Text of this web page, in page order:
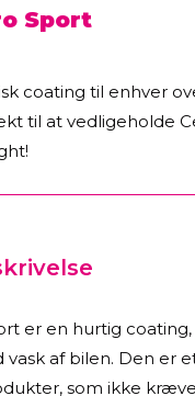
Sport
coating til enhver
til at vedligeholde
er en hurtig
af bilen. Den er
som ikke